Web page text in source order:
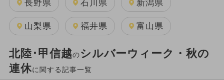
長野県 石川県 新潟県
山梨県 福井県 富山県
北陸･甲信越のシルバーウィーク・秋の
連休に関する記事一覧